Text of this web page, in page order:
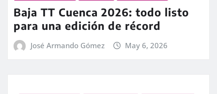
Baja TT Cuenca 2026: todo listo
para una edición de récord
José Armando Gómez May 6, 2026